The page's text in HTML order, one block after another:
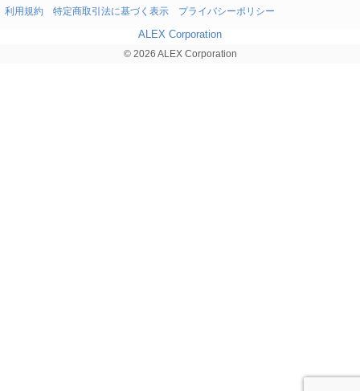
利用規約 特定商取引法に基づく表示 プライバシーポリシー
ALEX Corporation
© 2026 ALEX Corporation